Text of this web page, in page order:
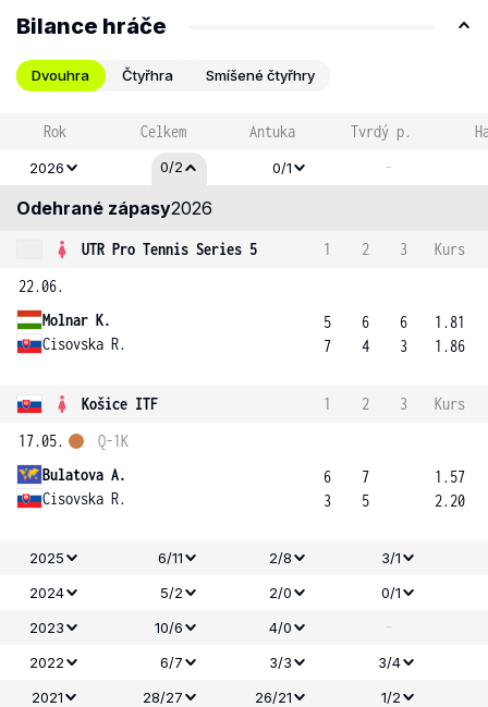
Bilance hráče
Dvouhra Čtyřhra Smíšené čtyřhry
Rok Celkem Antuka Tvrdý p.
2026 0/2 0/1 -
Odehrané zápasy2026
UTR Pro Tennis Series 5 1 2 3
Kurs
22.06.
Molnar K.
Cisovska R.
5
7
6
4
6
3
1.81
1.86
Košice ITF 1 2 3
Kurs
17.05.
Bulatova A.
Cisovska R.
Q-1K
6
3
7
5
1.57
2.20
2025 6/11 2/8
3/1
2024
5/2 2/0
0/1
2023
10/6 4/0 -
2022 6/7 3/3
3/4
2021
28/27 26/21
1/2